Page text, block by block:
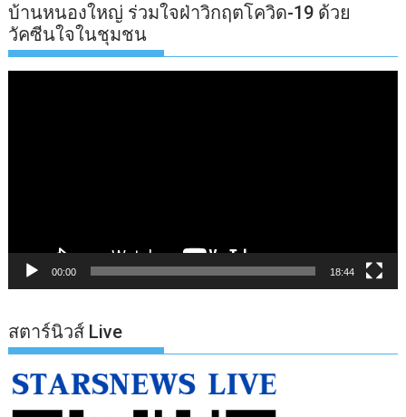
บ้านหนองใหญ่ ร่วมใจฝ่าวิกฤตโควิด-19 ด้วย
วัคซีนใจในชุมชน
00:00 18:44
สตาร์นิวส์ Live